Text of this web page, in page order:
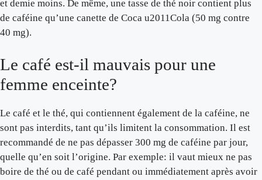
et demie moins. De même, une tasse de thé noir contient plus
de caféine qu’une canette de Coca u2011Cola (50 mg contre
40 mg).
Le café est-il mauvais pour une
femme enceinte?
Le café et le thé, qui contiennent également de la caféine, ne
sont pas interdits, tant qu’ils limitent la consommation. Il est
recommandé de ne pas dépasser 300 mg de caféine par jour,
quelle qu’en soit l’origine. Par exemple: il vaut mieux ne pas
boire de thé ou de café pendant ou immédiatement après avoir